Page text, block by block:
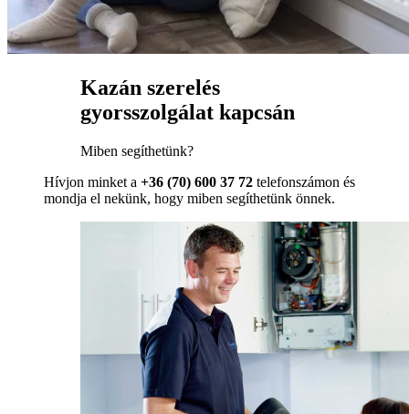
Kazán szerelés
gyorsszolgálat kapcsán
Miben segíthetünk?
Hívjon minket a +36 (70) 600 37 72 telefonszámon és
mondja el nekünk, hogy miben segíthetünk önnek.